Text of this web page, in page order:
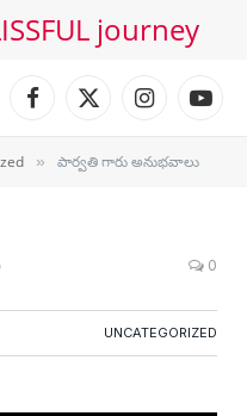
journey
Facebook
X
Instagram
» పార్వతి గారు అనుభవాలు
0
UNCATEGORIZED